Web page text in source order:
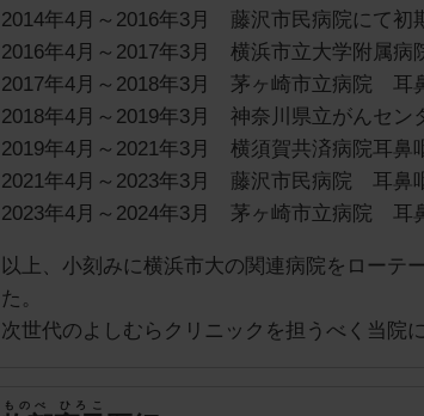
2014年4月～2016年3月 藤沢市民病院にて初
2016年4月～2017年3月 横浜市立大学附属病
2017年4月～2018年3月 茅ヶ崎市立病院 耳
2018年4月～2019年3月 神奈川県立がんセン
2019年4月～2021年3月 横須賀共済病院耳鼻
2021年4月～2023年3月 藤沢市民病院 耳鼻
2023年4月～2024年3月 茅ヶ崎市立病院 耳
以上、小刻みに横浜市大の関連病院をローテ
た。
次世代のよしむらクリニックを担うべく当院
ものべ ひろこ